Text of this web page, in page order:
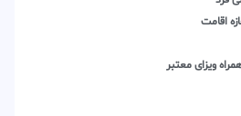
اقامت
ویزای معتبر